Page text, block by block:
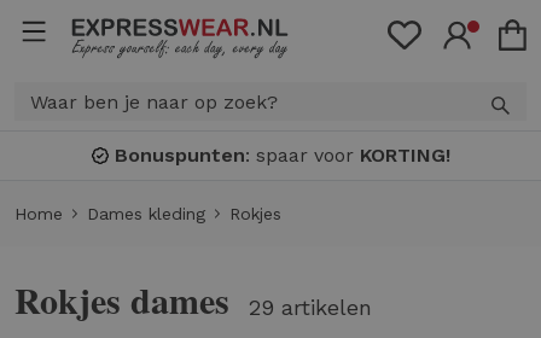
Bonuspunten: spaar voor KORTING!
Home Dames kleding Rokjes
Rokjes dames 29 artikelen